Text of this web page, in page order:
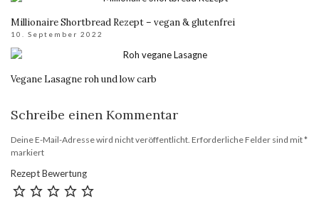
Millionaire Shortbread Rezept – vegan & glutenfrei
10. September 2022
Vegane Lasagne roh und low carb
Schreibe einen Kommentar
Deine E-Mail-Adresse wird nicht veröffentlicht. Erforderliche Felder sind mit*
markiert
Rezept Bewertung